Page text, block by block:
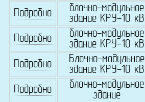
Подробно
блочно-модульное
здание КРУ-10 кВ
Подробно
блочно-модульное
здание КРУ-10 кВ
Подробно
Блочно-модульное
здание КРУ-10 кВ
Подробно
блочно-модульное
здание